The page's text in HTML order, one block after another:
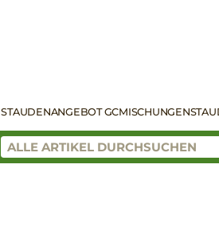
STAUDENANGEBOT GCMISCHUNGEN